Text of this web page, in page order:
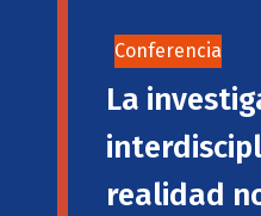
Conferencia
La
realidad